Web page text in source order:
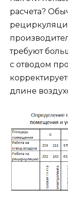
расчета?
требуют
с отводом
длине